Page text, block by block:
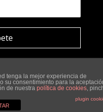
Reserved.
tenga la mejor experiencia de
su consentimiento para la
de nuestra política de cookies,
plugin